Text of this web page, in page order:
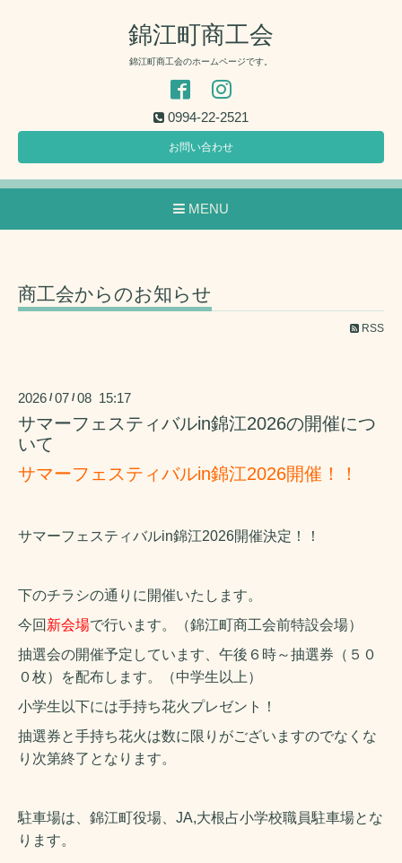
錦江町商工会
錦江町商工会のホームページです。
0994-22-2521
お問い合わせ
MENU
商工会からのお知らせ
RSS
2026 /07 /08 15:17
サマーフェスティバルin錦江2026の開催につ
いて
サマーフェスティバルin錦江2026開催！！
サマーフェスティバルin錦江2026開催決定！！
下のチラシの通りに開催いたします。
今回 新会場で行います。（錦江町商工会前特設会場）
抽選会の開催予定しています、午後６時～抽選券（５０
０枚）を配布します。（中学生以上）
小学生以下には手持ち花火プレゼント！
抽選券と手持ち花火は数に限りがございますのでなくな
り次第終了となります。
駐車場は、錦江町役場、JA,大根占小学校職員駐車場とな
ります。